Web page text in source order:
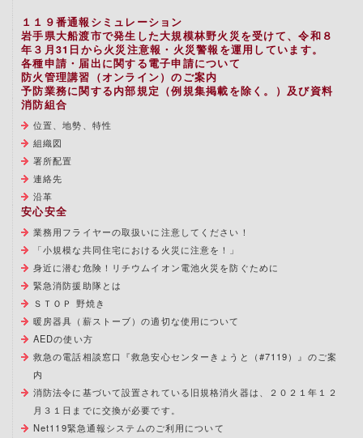
１１９番通報シミュレーション
岩手県大船渡市で発生した大規模林野火災を受けて、令和８
年３月31日から火災注意報・火災警報を運用しています。
各種申請・届出に関する電子申請について
防火管理講習（オンライン）のご案内
予防業務に関する内部規定（例規集掲載を除く。）及び資料
消防組合
位置、地勢、特性
組織図
署所配置
連絡先
沿革
安心安全
業務用フライヤーの取扱いに注意してください！
「小規模な共同住宅における火災に注意を！」
身近に潜む危険！リチウムイオン電池火災を防ぐために
緊急消防援助隊とは
ＳＴＯＰ 野焼き
暖房器具（薪ストーブ）の適切な使用について
AEDの使い方
救急の電話相談窓口『救急安心センターきょうと（#7119）』のご案
内
消防法令に基づいて設置されている旧規格消火器は、２０２１年１２
月３１日までに交換が必要です。
Net119緊急通報システムのご利用について